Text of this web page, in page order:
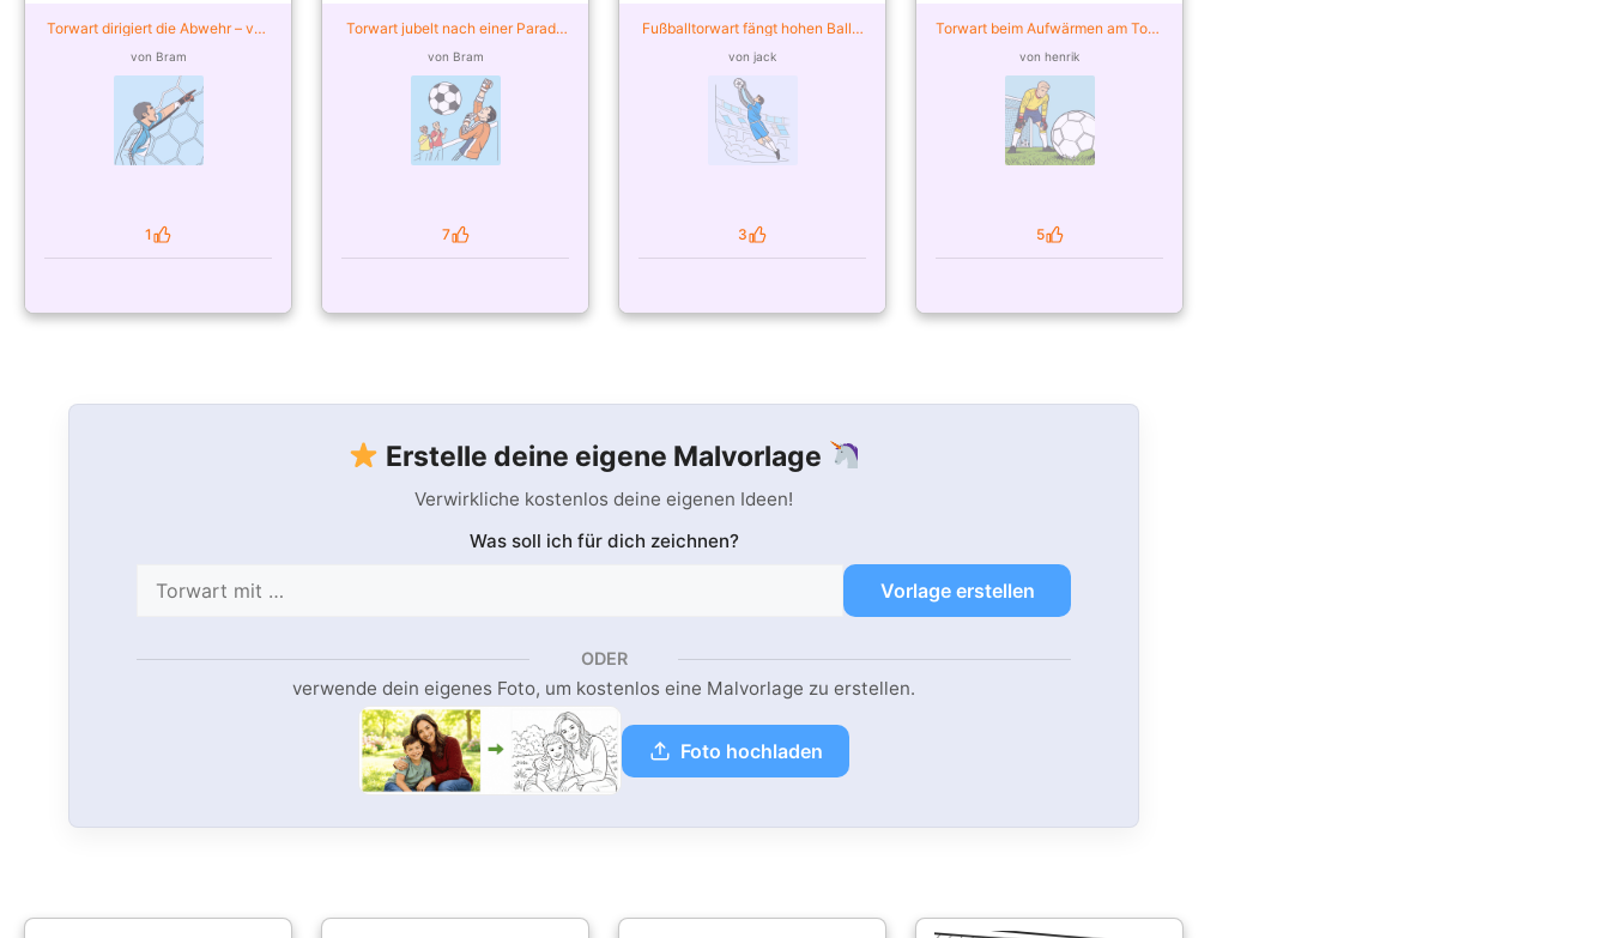
Torwart dirigiert die Abwehr – von
von Bram
1Likes
Torwart jubelt nach einer Parade
von Bram
7
Likes
Fußballtorwart fängt hohen Ball –
von jack
3
Likes
Torwart beim Aufwärmen am Tor –
von henrik
5
Likes
Erstelle deine eigene Malvorlage
Verwirkliche kostenlos deine eigenen Ideen!
Was soll ich für dich zeichnen?
Vorlage erstellen
ODER
verwende dein eigenes Foto, um kostenlos eine Malvorlage zu erstellen.
Foto hochladen